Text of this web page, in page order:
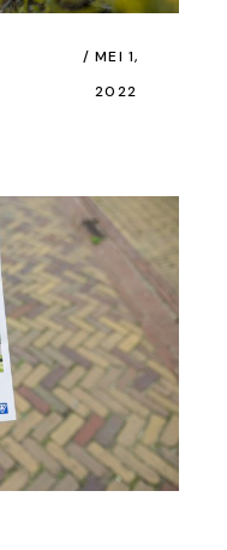
MEI 1,
2022